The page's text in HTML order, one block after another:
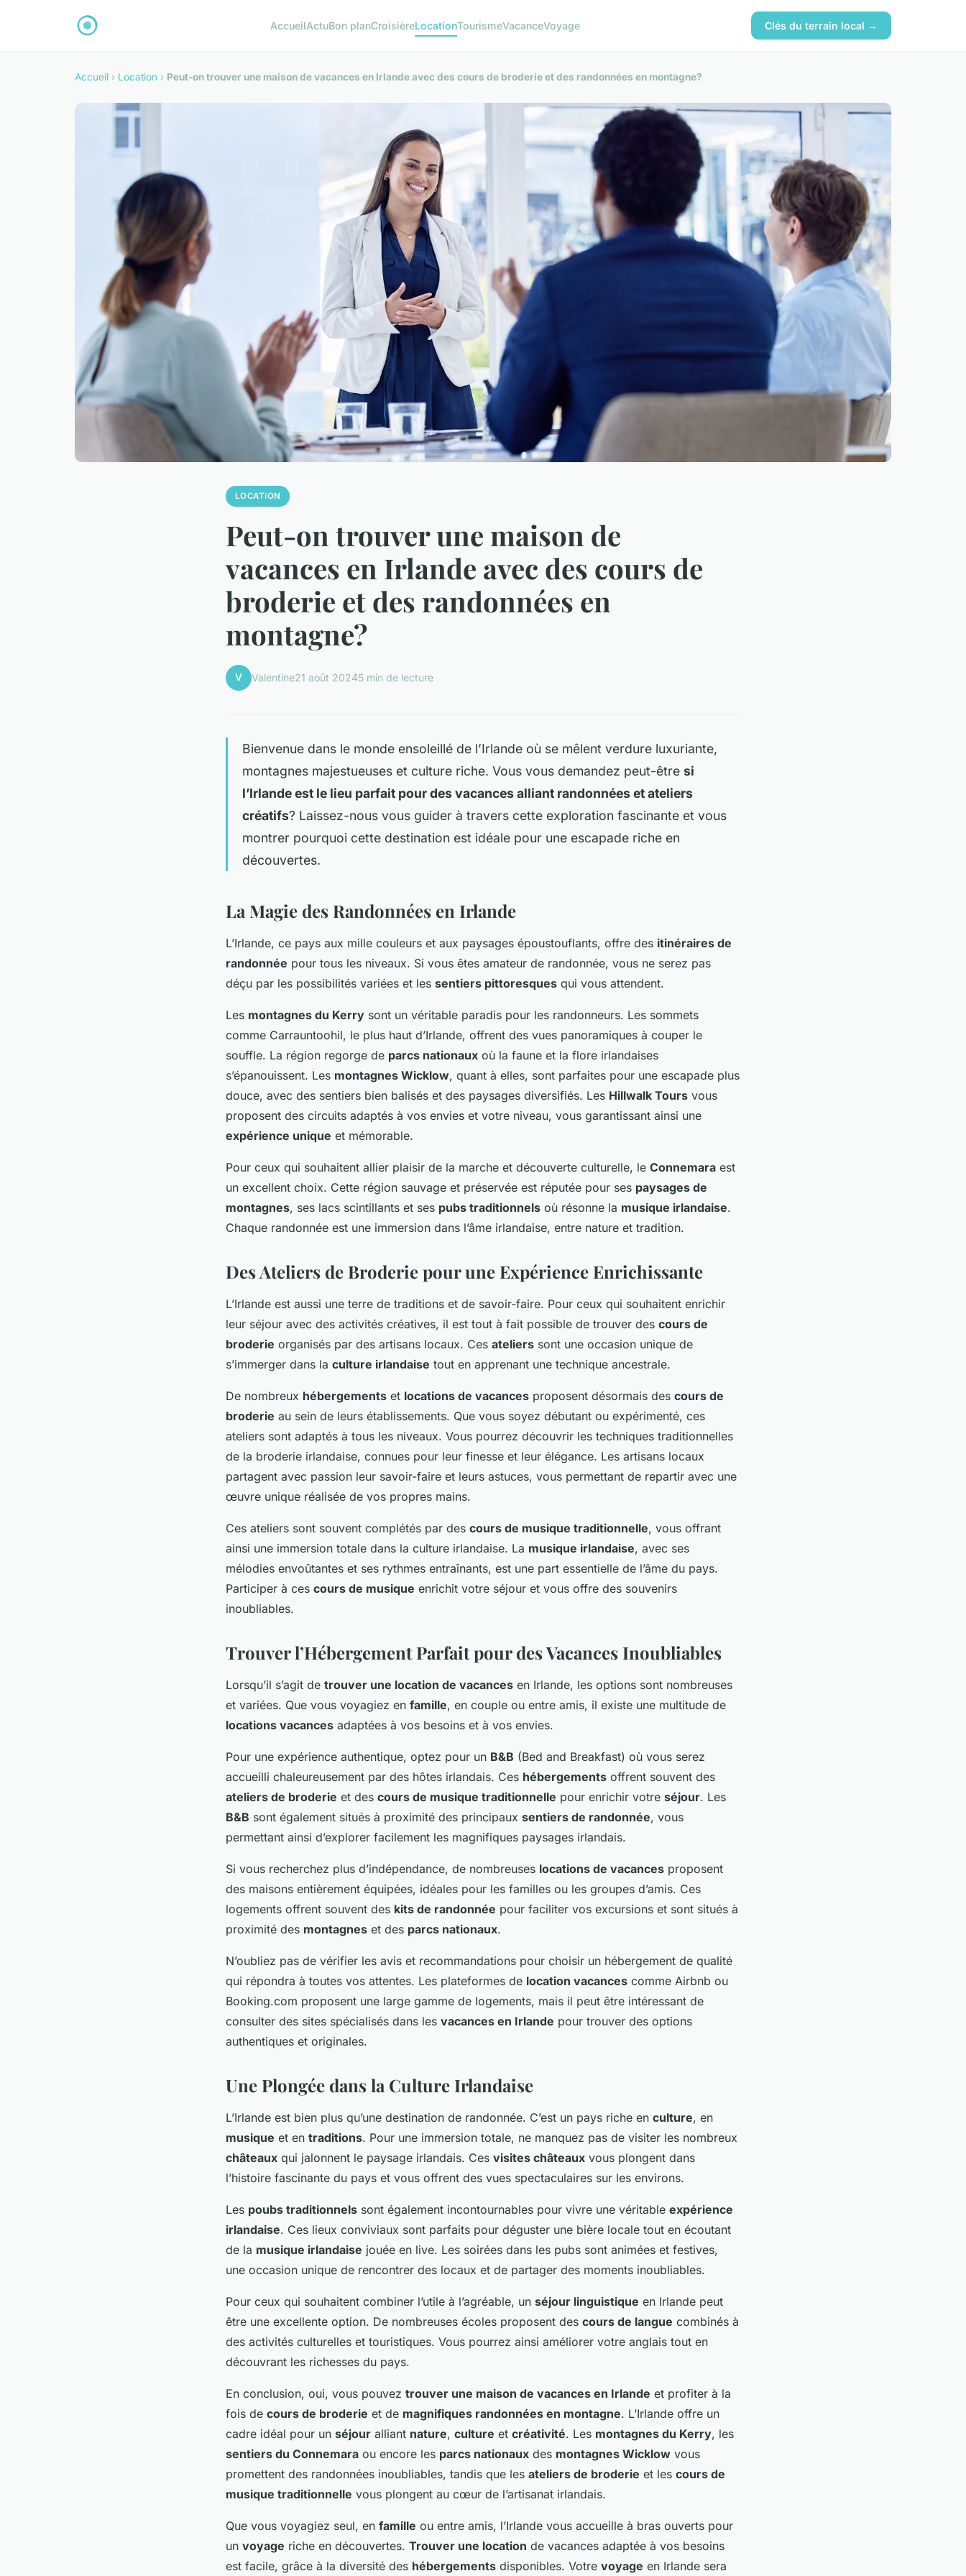
AccueilActuBon planCroisièreLocationTourismeVacanceVoyage Clés du terrain local →
Accueil › Location › Peut-on trouver une maison de vacances en Irlande avec des cours de broderie et des randonnées en montagne?
LOCATION
Peut-on trouver une maison de
vacances en Irlande avec des cours de
broderie et des randonnées en
montagne?
V Valentine21 août 20245 min de lecture
Bienvenue dans le monde ensoleillé de l’Irlande où se mêlent verdure luxuriante,
montagnes majestueuses et culture riche. Vous vous demandez peut-être si
l’Irlande est le lieu parfait pour des vacances alliant randonnées et ateliers
créatifs? Laissez-nous vous guider à travers cette exploration fascinante et vous
montrer pourquoi cette destination est idéale pour une escapade riche en
découvertes.
La Magie des Randonnées en Irlande
L’Irlande, ce pays aux mille couleurs et aux paysages époustouflants, offre des itinéraires de
randonnée pour tous les niveaux. Si vous êtes amateur de randonnée, vous ne serez pas
déçu par les possibilités variées et les sentiers pittoresques qui vous attendent.
Les montagnes du Kerry sont un véritable paradis pour les randonneurs. Les sommets
comme Carrauntoohil, le plus haut d’Irlande, offrent des vues panoramiques à couper le
souffle. La région regorge de parcs nationaux où la faune et la flore irlandaises
s’épanouissent. Les montagnes Wicklow, quant à elles, sont parfaites pour une escapade plus
douce, avec des sentiers bien balisés et des paysages diversifiés. Les Hillwalk Tours vous
proposent des circuits adaptés à vos envies et votre niveau, vous garantissant ainsi une
expérience unique et mémorable.
Pour ceux qui souhaitent allier plaisir de la marche et découverte culturelle, le Connemara est
un excellent choix. Cette région sauvage et préservée est réputée pour ses paysages de
montagnes, ses lacs scintillants et ses pubs traditionnels où résonne la musique irlandaise.
Chaque randonnée est une immersion dans l’âme irlandaise, entre nature et tradition.
Des Ateliers de Broderie pour une Expérience Enrichissante
L’Irlande est aussi une terre de traditions et de savoir-faire. Pour ceux qui souhaitent enrichir
leur séjour avec des activités créatives, il est tout à fait possible de trouver des cours de
broderie organisés par des artisans locaux. Ces ateliers sont une occasion unique de
s’immerger dans la culture irlandaise tout en apprenant une technique ancestrale.
De nombreux hébergements et locations de vacances proposent désormais des cours de
broderie au sein de leurs établissements. Que vous soyez débutant ou expérimenté, ces
ateliers sont adaptés à tous les niveaux. Vous pourrez découvrir les techniques traditionnelles
de la broderie irlandaise, connues pour leur finesse et leur élégance. Les artisans locaux
partagent avec passion leur savoir-faire et leurs astuces, vous permettant de repartir avec une
œuvre unique réalisée de vos propres mains.
Ces ateliers sont souvent complétés par des cours de musique traditionnelle, vous offrant
ainsi une immersion totale dans la culture irlandaise. La musique irlandaise, avec ses
mélodies envoûtantes et ses rythmes entraînants, est une part essentielle de l’âme du pays.
Participer à ces cours de musique enrichit votre séjour et vous offre des souvenirs
inoubliables.
Trouver l’Hébergement Parfait pour des Vacances Inoubliables
Lorsqu’il s’agit de trouver une location de vacances en Irlande, les options sont nombreuses
et variées. Que vous voyagiez en famille, en couple ou entre amis, il existe une multitude de
locations vacances adaptées à vos besoins et à vos envies.
Pour une expérience authentique, optez pour un B&B (Bed and Breakfast) où vous serez
accueilli chaleureusement par des hôtes irlandais. Ces hébergements offrent souvent des
ateliers de broderie et des cours de musique traditionnelle pour enrichir votre séjour. Les
B&B sont également situés à proximité des principaux sentiers de randonnée, vous
permettant ainsi d’explorer facilement les magnifiques paysages irlandais.
Si vous recherchez plus d’indépendance, de nombreuses locations de vacances proposent
des maisons entièrement équipées, idéales pour les familles ou les groupes d’amis. Ces
logements offrent souvent des kits de randonnée pour faciliter vos excursions et sont situés à
proximité des montagnes et des parcs nationaux.
N’oubliez pas de vérifier les avis et recommandations pour choisir un hébergement de qualité
qui répondra à toutes vos attentes. Les plateformes de location vacances comme Airbnb ou
Booking.com proposent une large gamme de logements, mais il peut être intéressant de
consulter des sites spécialisés dans les vacances en Irlande pour trouver des options
authentiques et originales.
Une Plongée dans la Culture Irlandaise
L’Irlande est bien plus qu’une destination de randonnée. C’est un pays riche en culture, en
musique et en traditions. Pour une immersion totale, ne manquez pas de visiter les nombreux
châteaux qui jalonnent le paysage irlandais. Ces visites châteaux vous plongent dans
l’histoire fascinante du pays et vous offrent des vues spectaculaires sur les environs.
Les poubs traditionnels sont également incontournables pour vivre une véritable expérience
irlandaise. Ces lieux conviviaux sont parfaits pour déguster une bière locale tout en écoutant
de la musique irlandaise jouée en live. Les soirées dans les pubs sont animées et festives,
une occasion unique de rencontrer des locaux et de partager des moments inoubliables.
Pour ceux qui souhaitent combiner l’utile à l’agréable, un séjour linguistique en Irlande peut
être une excellente option. De nombreuses écoles proposent des cours de langue combinés à
des activités culturelles et touristiques. Vous pourrez ainsi améliorer votre anglais tout en
découvrant les richesses du pays.
En conclusion, oui, vous pouvez trouver une maison de vacances en Irlande et profiter à la
fois de cours de broderie et de magnifiques randonnées en montagne. L’Irlande offre un
cadre idéal pour un séjour alliant nature, culture et créativité. Les montagnes du Kerry, les
sentiers du Connemara ou encore les parcs nationaux des montagnes Wicklow vous
promettent des randonnées inoubliables, tandis que les ateliers de broderie et les cours de
musique traditionnelle vous plongent au cœur de l’artisanat irlandais.
Que vous voyagiez seul, en famille ou entre amis, l’Irlande vous accueille à bras ouverts pour
un voyage riche en découvertes. Trouver une location de vacances adaptée à vos besoins
est facile, grâce à la diversité des hébergements disponibles. Votre voyage en Irlande sera